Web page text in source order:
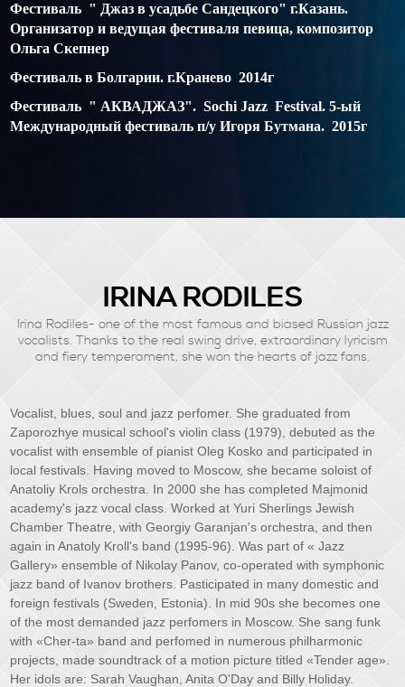
Фестиваль " Джаз в усадьбе Сандецкого" г.Казань.
Организатор и ведущая фестиваля певица, композитор
Ольга Скепнер
Фестиваль в Болгарии. г.Кранево 2014г
Фестиваль " АКВАДЖАЗ". Sochi Jazz Festival. 5-ый
Международный фестиваль п/у Игоря Бутмана. 2015г
IRINA RODILES
Irina Rodiles- one of the most famous and biased Russian jazz
vocalists. Thanks to the real swing drive, extraordinary lyricism
and fiery temperament, she won the hearts of jazz fans.
Vocalist, blues, soul and jazz perfomer. She graduated from
Zaporozhye musical school's violin class (1979), debuted as the
vocalist with ensemble of pianist Oleg Kosko and participated in
local festivals. Having moved to Moscow, she became soloist of
Anatoliy Krols orchestra. In 2000 she has completed Majmonid
academy's jazz vocal class. Worked at Yuri Sherlings Jewish
Chamber Theatre, with Georgiy Garanjan's orchestra, and then
again in Anatoly Kroll's band (1995-96). Was part of « Jazz
Gallery» ensemble of Nikolay Panov, co-operated with symphonic
jazz band of Ivanov brothers. Pasticipated in many domestic and
foreign festivals (Sweden, Estonia). In mid 90s she becomes one
of the most demanded jazz perfomers in Moscow. She sang funk
with «Cher-ta» band and perfomed in numerous philharmonic
projects, made soundtrack of a motion picture titled «Tender age».
Her idols are: Sarah Vaughan, Anita O'Day and Billy Holiday.